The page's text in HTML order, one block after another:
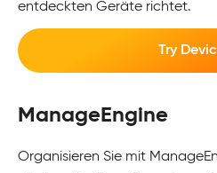
entdeckten Geräte richtet.
Try
ManageEngine
Organisieren Sie mit